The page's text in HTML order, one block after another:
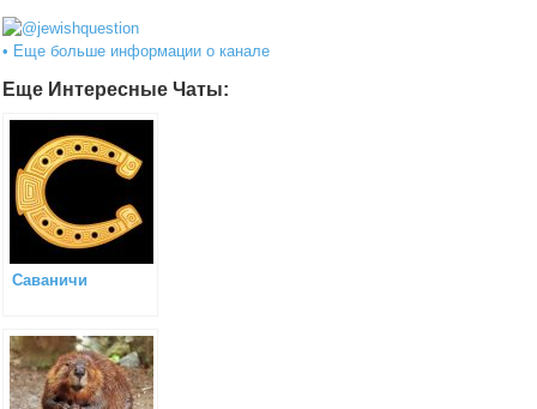
• Еще больше информации о канале
Еще Интересные Чаты:
Саваничи